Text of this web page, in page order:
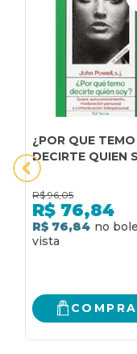
¿POR QUE TEMO
DECIRTE QUIEN
R$ 96,05
R$ 76,84
R$ 76,84